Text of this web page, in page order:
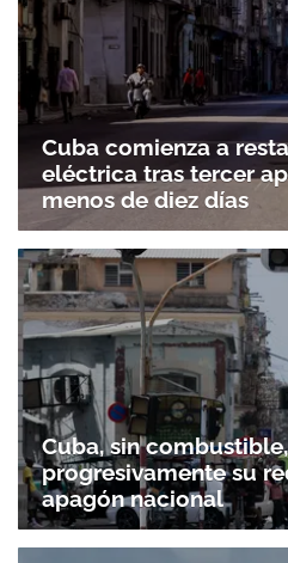
Cuba comienza a
eléctrica tras tercer
menos de diez días
Cuba, sin
progresivamente su
apagón nacional